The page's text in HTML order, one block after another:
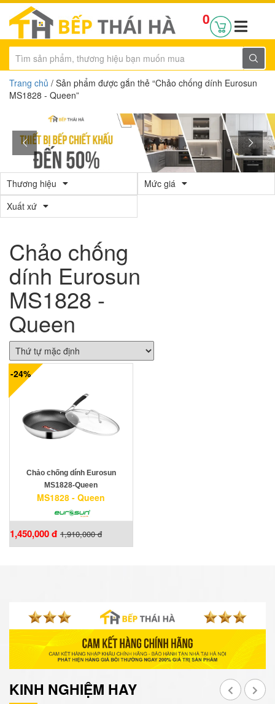
0
Trang chủ / Sản phẩm được gắn thẻ “Chảo chống dính Eurosun
MS1828 - Queen”
Thương hiệu
Mức giá
Xuất xứ
Chảo chống
dính Eurosun
MS1828 -
Queen
-24%
Chảo chống dính Eurosun
MS1828-Queen
MS1828 - Queen
1,450,000 đ 1,910,000 đ
KINH NGHIỆM HAY